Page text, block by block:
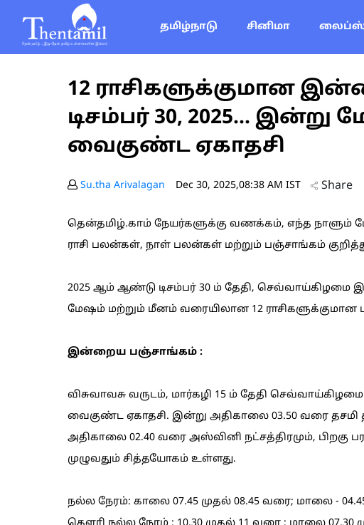
தமிழ்நாடு சினிமா
12 ராசிகளுக்குமான
டிசம்பர் 30, 2025... இன்று
வைகுண்ட ஏகாதசி
Su.tha Arivalagan Dec 30, 2025,08:38 AM IST Share
தென்தமிழ்.காம் நேயர்களுக்கு வணக்கம், எந்த
ராசி பலன்கள், நாள் பலன்கள் மற்றும் பஞ்சாங்கம்
2025 ஆம் ஆண்டு டிசம்பர் 30 ம் தேதி, செவ்வாய்கிழமை
மேஷம் மற்றும் மீனம் வரையிலான 12
இன்றைய பஞ்சாங்கம் :
விசுவாவசு வருடம், மார்கழி 15 ம் தேதி செவ்வாய்கிழமை
வைகுண்ட ஏகாதசி. இன்று அதிகாலை 03.50 வரை தசமி
அதிகாலை 02.40 வரை அஸ்வினி நட்சத்திரமும், பிறகு
முழுவதும் சித்தயோகம் உள்ளது.
நல்ல நேரம்: காலை 07.45 முதல் 08.45 வரை; மாலை -